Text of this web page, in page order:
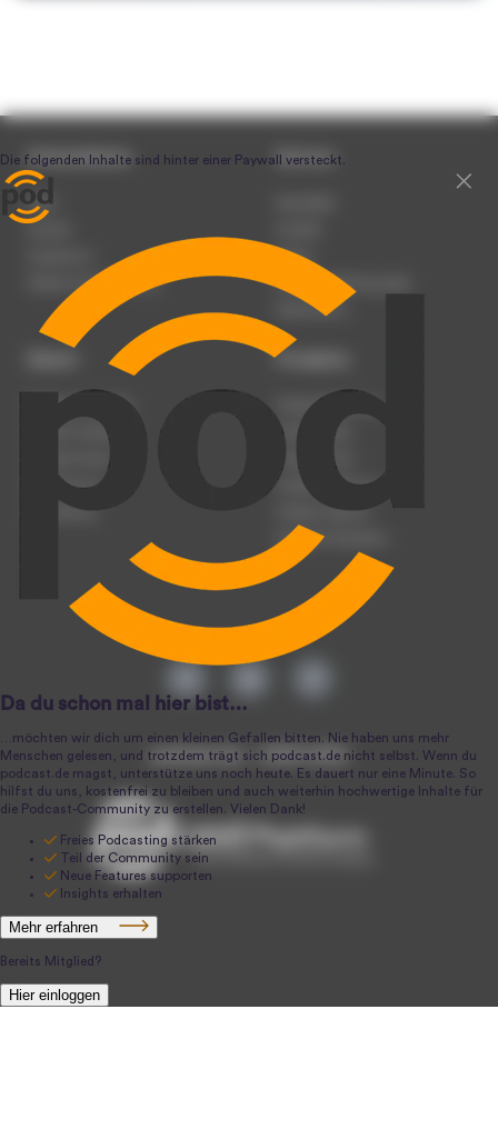
Unternehmen
Team
Werben auf podcast.de
Service
Presse
Nutzungsbedingungen
Datenschutz
Podcast anmelden
Podcast hochladen
Podcast-Events
Registrierung
Anmeldung
Produkte
Podcast-Beratung
Podcast-Jobs
Podcast-Push
Podcast-Werbung
Podcast-Agentur
Podcast-Produktion
podcast.de ~ 2004-2026